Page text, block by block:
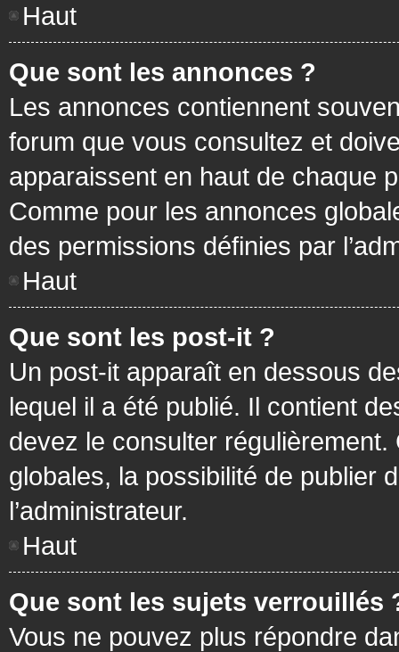
Haut
Que sont les annonces ?
Les annonces contiennent
forum que vous consultez et
apparaissent en haut de chaque
Comme pour les annonces
des permissions définies par
Haut
Que sont les post-it ?
Un post-it apparaît en dessous
lequel il a été publié. Il contient
devez le consulter
globales, la possibilité de publier
l’administrateur.
Haut
Que sont les sujets verrouillés
Vous ne pouvez plus répondre